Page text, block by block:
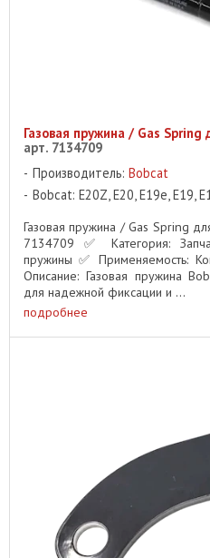
Газовая пружина / Gas
арт. 7134709
Производитель: Bobcat
Bobcat: E20Z, E20, E19e, E19,
Газовая пружина / Gas Spring
7134709 ✅ Категория:
пружины ✅ Применяемость:
Описание: Газовая пружина
для надежной фиксации и ...
подробнее